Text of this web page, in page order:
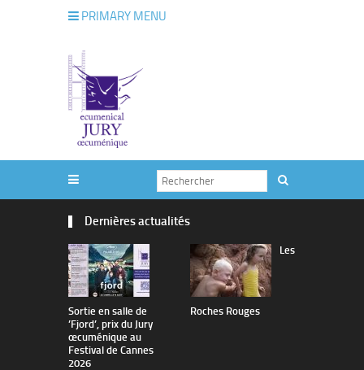
PRIMARY MENU
Dernières actualités
Sortie en salle de
’Fjord’, prix du Jury
œcuménique au
Festival de Cannes
2026
Les
Roches Rouges